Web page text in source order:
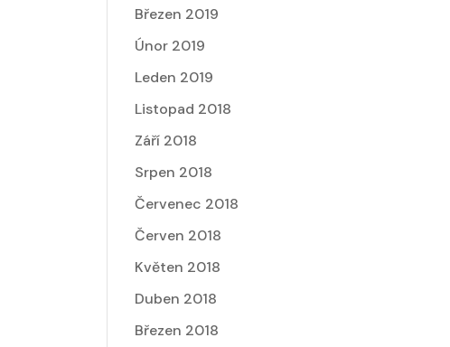
Březen 2019
Únor 2019
Leden 2019
Listopad 2018
Září 2018
Srpen 2018
Červenec 2018
Červen 2018
Květen 2018
Duben 2018
Březen 2018